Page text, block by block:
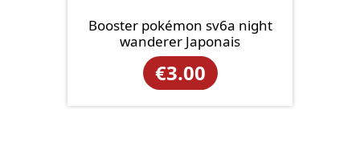
Booster pokémon sv6a night
wanderer Japonais
€3.00